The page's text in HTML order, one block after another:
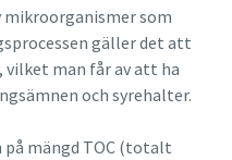
som
gäller det att
vilket man får av att ha
och syrehalter.
mängd TOC (totalt